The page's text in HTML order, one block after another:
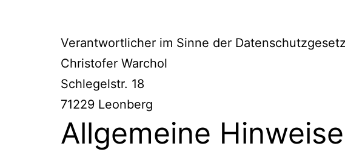
Verantwortlicher im Sinne der
Christofer Warchol
Schlegelstr. 18
71229 Leonberg
Allgemeine